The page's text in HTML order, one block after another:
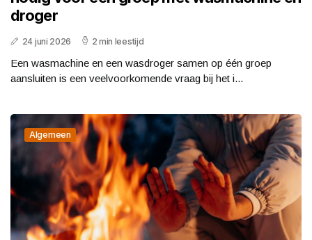
droger
24 juni 2026 2 min leestijd
Een wasmachine en een wasdroger samen op één groep
aansluiten is een veelvoorkomende vraag bij het i...
Algemeen